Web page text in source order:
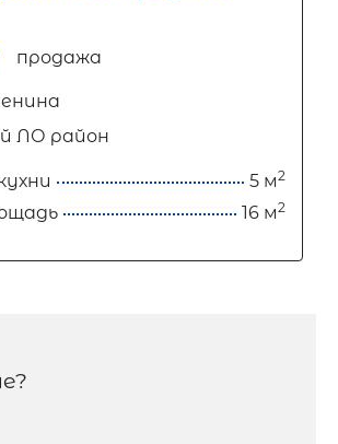
продажа
ЛО район
5 м2
16 м2